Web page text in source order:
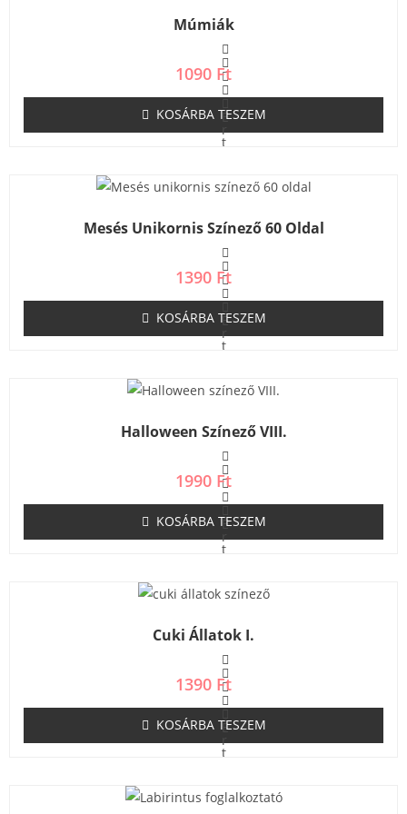
s
:
0
/
5
Múmiák
É
r
t
e
l
s
:
0
/
5
1090 Ft
KOSÁRBA TESZEM
Mesés Unikornis Színező 60 Oldal
É
r
t
e
l
s
:
0
/
5
1390 Ft
KOSÁRBA TESZEM
Halloween Színező VIII.
É
r
t
e
l
:
0
/
5
1990 Ft
KOSÁRBA TESZEM
Cuki Állatok I.
É
r
t
e
l
1390 Ft
KOSÁRBA TESZEM